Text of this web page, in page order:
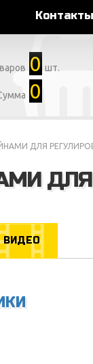
Контакты
0 шт.
0
ДЛЯ
ВИДЕО